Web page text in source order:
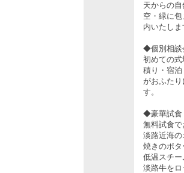
天からの自
空・緑に
内いたしま
◆個別相談
初めての式
積り・宿
がおふたり
す。
◆豪華試食
無料試食で
淡路近海
焼きのポ
低温スチー
淡路牛を